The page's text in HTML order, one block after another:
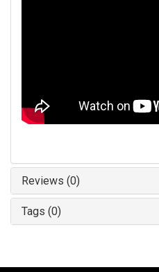
Reviews (0)
Tags (0)